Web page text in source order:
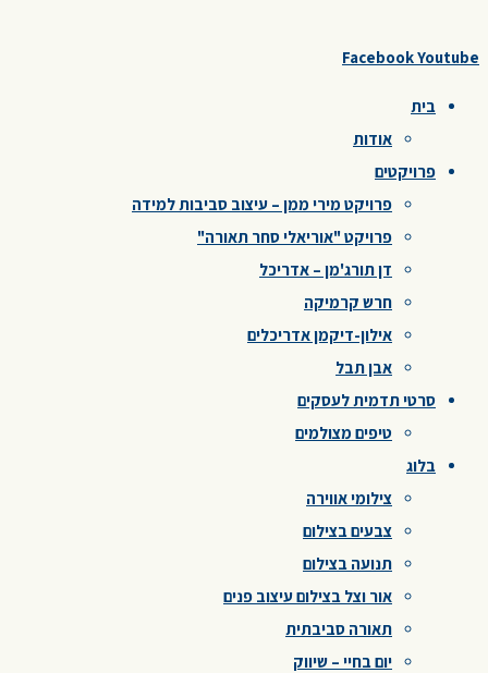
FacebookYoutube
בית
אודות
פרויקטים
פרויקט מירי ממן – עיצוב סביבות למידה
פרויקט "אוריאלי סחר תאורה"
דן תורג'מן – אדריכל
חרש קרמיקה
אילון-דיקמן אדריכלים
אבן תבל
סרטי תדמית לעסקים
טיפים מצולמים
בלוג
צילומי אווירה
צבעים בצילום
תנועה בצילום
אור וצל בצילום עיצוב פנים
תאורה סביבתית
יום בחיי – שיווק